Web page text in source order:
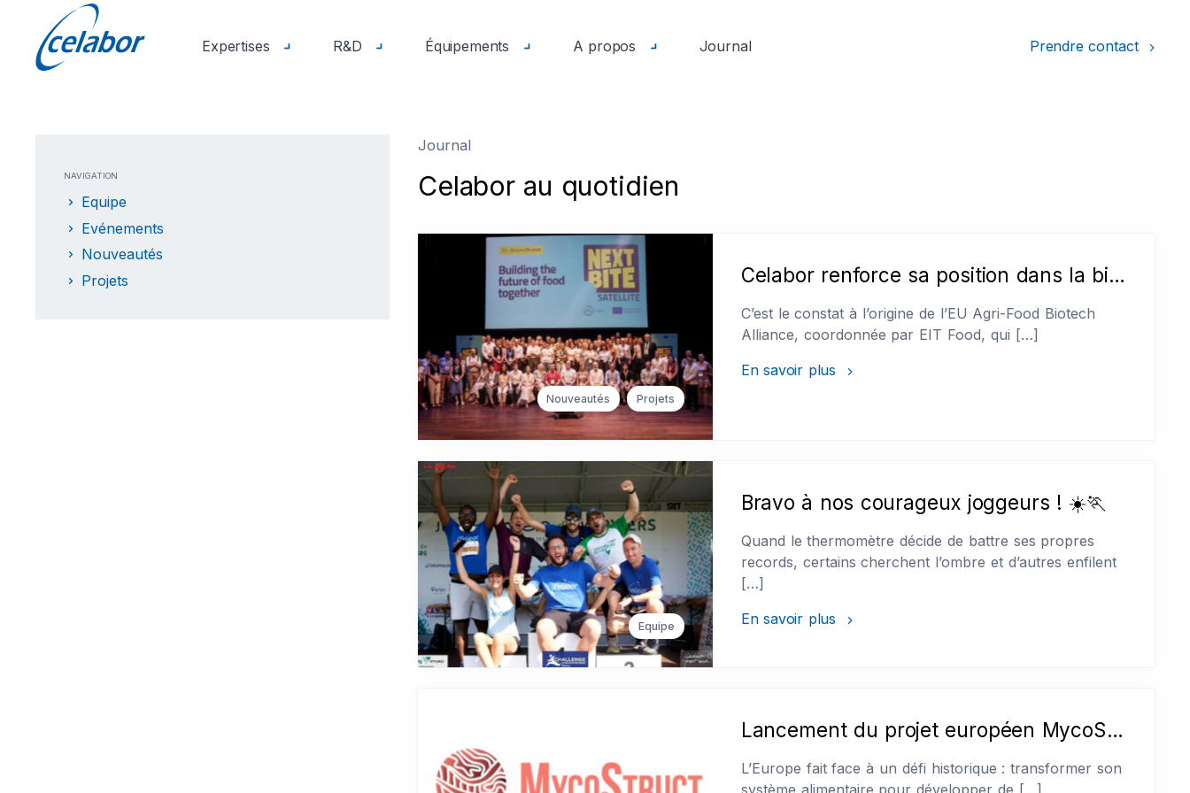
Expertises R&D Équipements A propos Journal Prendre contact
Journal
Celabor au quotidien
Nouveautés Projets
Celabor renforce sa position dans la biotech agroalimentaire européenne via l’EU Agri-Food Biotech Alliance (EIT Food)
C’est le constat à l’origine de l’EU Agri-Food Biotech
Alliance, coordonnée par EIT Food, qui […]
En savoir plus
Equipe
Bravo à nos courageux joggeurs ! ☀️🏃
Quand le thermomètre décide de battre ses propres
records, certains cherchent l’ombre et d’autres enfilent
[…]
En savoir plus
Lancement du projet européen MycoStruct : Celabor au cœur de l’innovation pour les protéines de demain
L’Europe fait face à un défi historique : transformer son
système alimentaire pour développer de […]
NAVIGATION
Equipe
Evénements
Nouveautés
Projets